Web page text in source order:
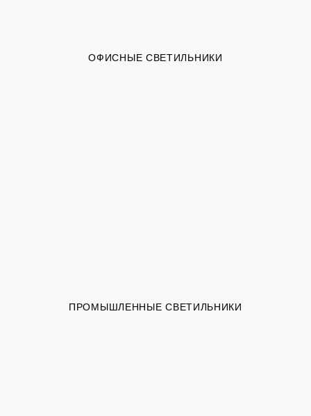
ОФИСНЫЕ СВЕТИЛЬНИКИ
ПРОМЫШЛЕННЫЕ СВЕТИЛЬНИКИ